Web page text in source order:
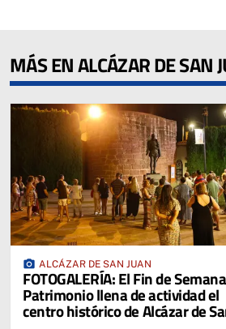
MÁS EN ALCÁZAR DE SAN
photo_camera ALCÁZAR DE SAN JUAN
FOTOGALERÍA: El Fin de
Patrimonio llena de actividad el
centro histórico de Alcázar de